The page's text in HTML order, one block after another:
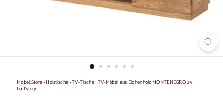
Mobel.Store›Holztische›TV-Tische›TV-Möbel aus Eichenholz MONTENEGRO 25 |
LoftStory